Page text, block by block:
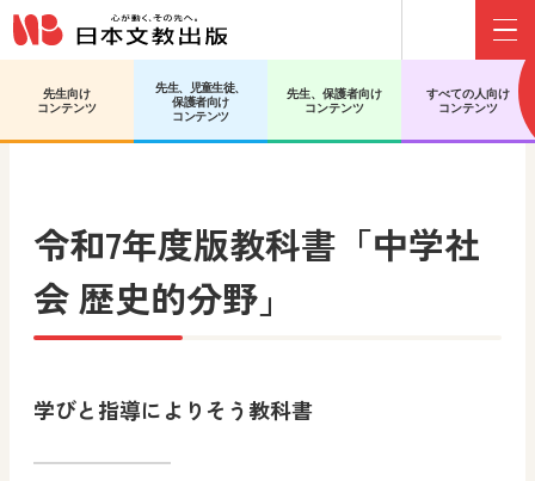
先生向け
コンテンツ
先生、児童生徒、
保護者向け
コンテンツ
先生、保護者向け
コンテンツ
すべての人向け
コンテンツ
日文HOME 中学校 社会 歴史 教科書
令和7年度版教科書 「中学社
会 歴史的分野」
学びと指導によりそう教科書